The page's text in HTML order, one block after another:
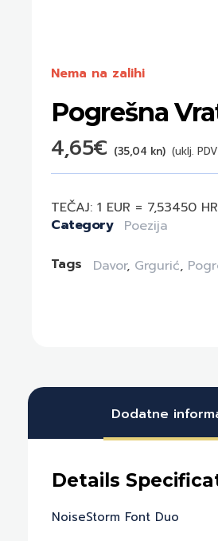
Pogrešna
4,65€ (35,04 kn) (uklj.
Nema na zalihi
TEČAJ: 1 EUR = 7,53450
Category
Poezija
Tags
Davor, Grgurić,
Dodatne